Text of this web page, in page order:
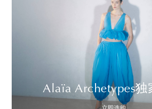
Alaïa Archetypes独